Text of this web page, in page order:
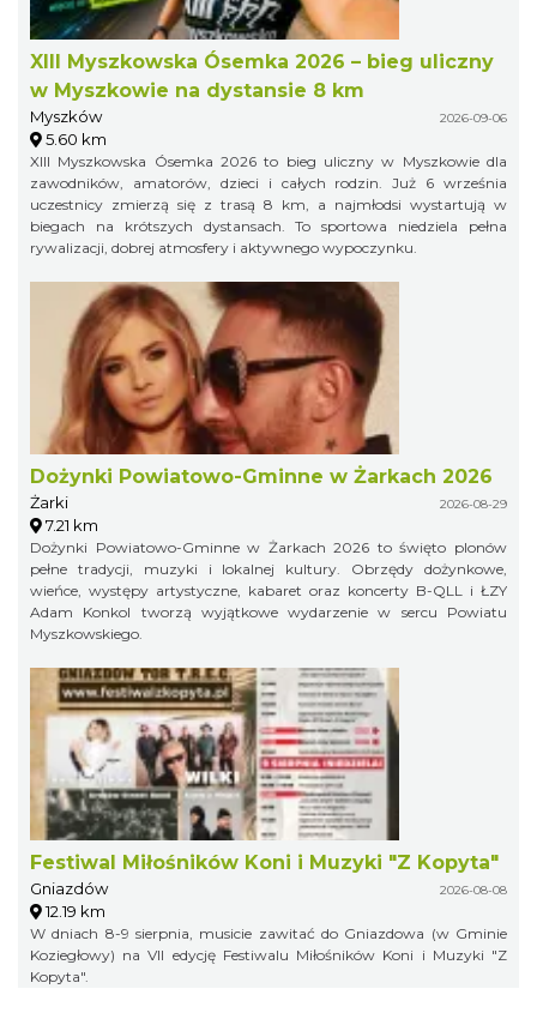
XIII Myszkowska Ósemka 2026 – bieg uliczny
w Myszkowie na dystansie 8 km
Myszków 2026-09-06
5.60 km
XIII Myszkowska Ósemka 2026 to bieg uliczny w Myszkowie dla
zawodników, amatorów, dzieci i całych rodzin. Już 6 września
uczestnicy zmierzą się z trasą 8 km, a najmłodsi wystartują w
biegach na krótszych dystansach. To sportowa niedziela pełna
rywalizacji, dobrej atmosfery i aktywnego wypoczynku.
Dożynki Powiatowo-Gminne w Żarkach 2026
Żarki 2026-08-29
7.21 km
Dożynki Powiatowo-Gminne w Żarkach 2026 to święto plonów
pełne tradycji, muzyki i lokalnej kultury. Obrzędy dożynkowe,
wieńce, występy artystyczne, kabaret oraz koncerty B-QLL i ŁZY
Adam Konkol tworzą wyjątkowe wydarzenie w sercu Powiatu
Myszkowskiego.
Festiwal Miłośników Koni i Muzyki "Z Kopyta"
Gniazdów 2026-08-08
12.19 km
W dniach 8-9 sierpnia, musicie zawitać do Gniazdowa (w Gminie
Koziegłowy) na VII edycję Festiwalu Miłośników Koni i Muzyki "Z
Kopyta".